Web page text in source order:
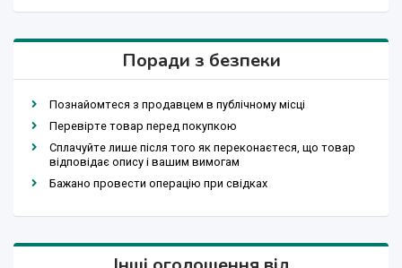
Поради з безпеки
Познайомтеся з продавцем в публічному місці
Перевірте товар перед покупкою
Сплачуйте лише після того як переконаєтеся, що товар
відповідає опису і вашим вимогам
Бажано провести операцію при свідках